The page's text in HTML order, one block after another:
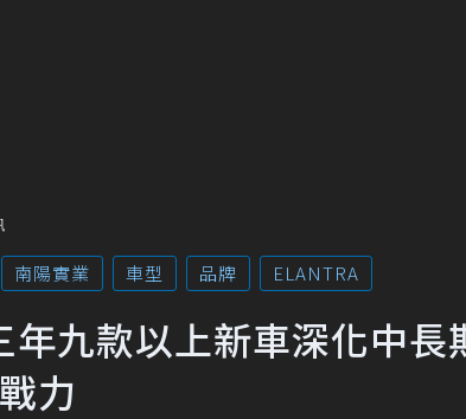
南陽實業 車型 品牌 ELANTRA
年九款以上新車深化中
力